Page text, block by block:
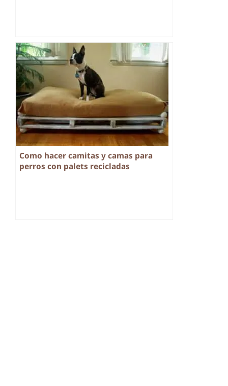
Como hacer camitas y camas para
perros con palets recicladas